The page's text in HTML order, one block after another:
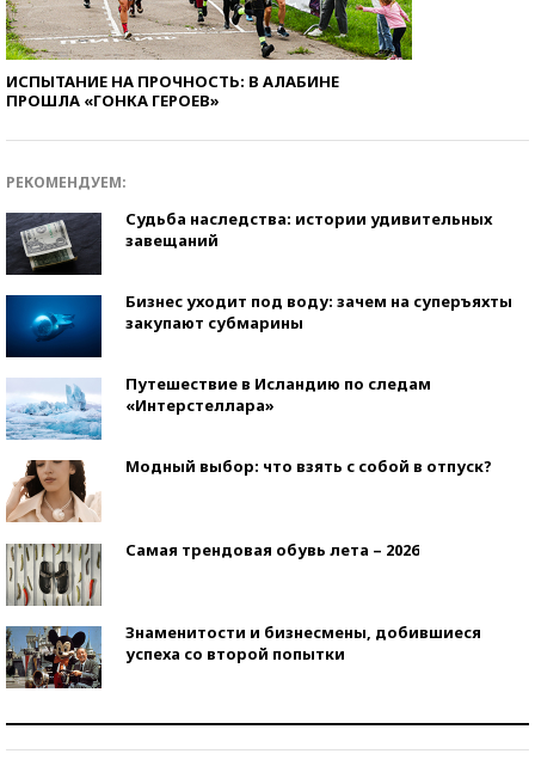
ИСПЫТАНИЕ НА ПРОЧНОСТЬ: В АЛАБИНЕ
ПРОШЛА «ГОНКА ГЕРОЕВ»
РЕКОМЕНДУЕМ:
Судьба наследства: истории удивительных
завещаний
Бизнес уходит под воду: зачем на суперъяхты
закупают субмарины
Путешествие в Исландию по следам
«Интерстеллара»
Модный выбор: что взять с собой в отпуск?
Самая трендовая обувь лета – 2026
Знаменитости и бизнесмены, добившиеся
успеха со второй попытки